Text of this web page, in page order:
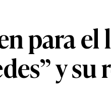
para
y su